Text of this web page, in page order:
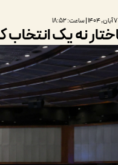
نه یک